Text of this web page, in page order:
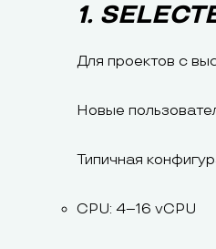
1.
Для проектов с
Новые
Типичная
CPU: 4–16 vCPU